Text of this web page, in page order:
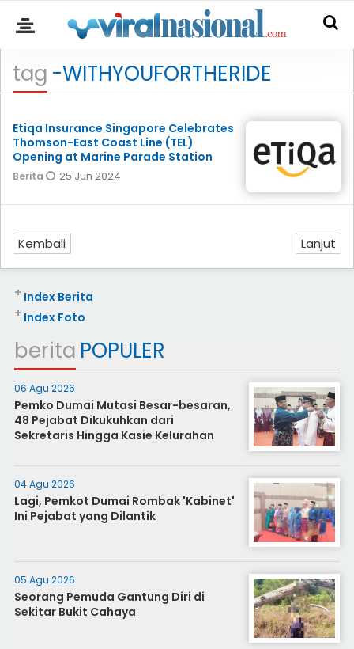
tag -WITHYOUFORTHERIDE
Etiqa Insurance Singapore Celebrates
Thomson-East Coast Line (TEL)
Opening at Marine Parade Station
Berita 25 Jun 2024
Kembali Lanjut
Index Berita
+
Index Foto
+
berita POPULER
06 Agu 2026
Pemko Dumai Mutasi Besar-besaran,
48 Pejabat Dikukuhkan dari
Sekretaris Hingga Kasie Kelurahan
04 Agu 2026
Lagi, Pemkot Dumai Rombak 'Kabinet'
Ini Pejabat yang Dilantik
05 Agu 2026
Seorang Pemuda Gantung Diri di
Sekitar Bukit Cahaya